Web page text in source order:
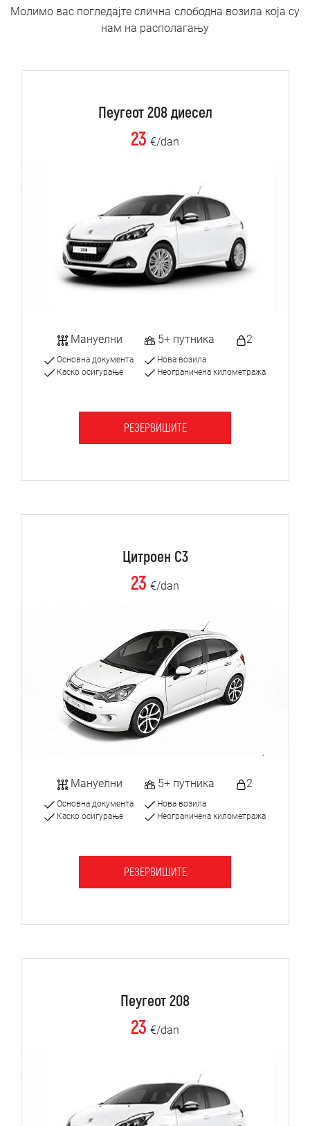
Молимо вас погледајте слична слободна возила која су
нам на располагању
Пеугеот 208 диесел
23 €/dan
Мануелни 5+ путника 2
Основна документа
Каско осигурање
Нова возила
Неограничена километража
РЕЗЕРВИШИТЕ
Цитроен C3
23 €/dan
Мануелни 5+ путника 2
Основна документа
Каско осигурање
Нова возила
Неограничена километража
РЕЗЕРВИШИТЕ
Пеугеот 208
23 €/dan